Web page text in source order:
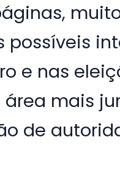
possíveis
e nas
mais
de